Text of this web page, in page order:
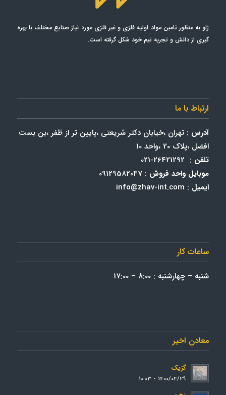
ژاو به منظور تامین مواد اولیه فلزی و غیر فلزی مورد نياز صنايع مختلف با بهره
گیری از دانش و تجربه تیم خود شکل گرفته است.
ارتباط با ما
آدرس : تهران ،خیابان دکتر شریعتی ،پایین تر از ظفر ،بن بست
افضل ،پلاک 20 ،واحد 10
تلفن : 26421292-021
موبایل واحد فروش : 09129582047
ایمیل : info@zhav-int.com
ساعات کار
شنبه – چهارشنبه : 8:00 – 17:00
معادن اخیر
گزیک
1400/04/29 - 10:03